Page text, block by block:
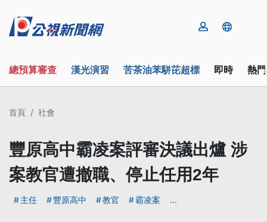
總預算審查 漢光演習 苦茶油苯駢芘超標 即時 熱
首頁 社會
豐原高中霸凌案評審決議出爐 涉
案教官遭撤職、停止任用2年
主任 豐原高中 教官 霸凌案 ...